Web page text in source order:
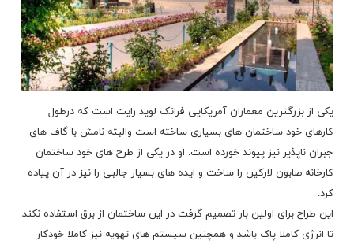
یکی از بزرگترین معماران آمریکایی فرانک لوید رایت است که درطول
کارهای خود ساختمان های بسیاری ساخته است والبته نامش با گاف های
جبران ناپذیر نیز پیوند خورده است. او در یکی از طرح های خود ساختمان
کارخانه صابون لارکین را ساخت و ایده های بسیار جالبی را نیز در آن پیاده
کرد.
این طراح برای اولین بار تصمیم گرفت در این ساختمان از برق استفاده نکند
تا انرژی کاملا پاک باشد و همچنین سیستم های تهویه نیز کاملا خودکار